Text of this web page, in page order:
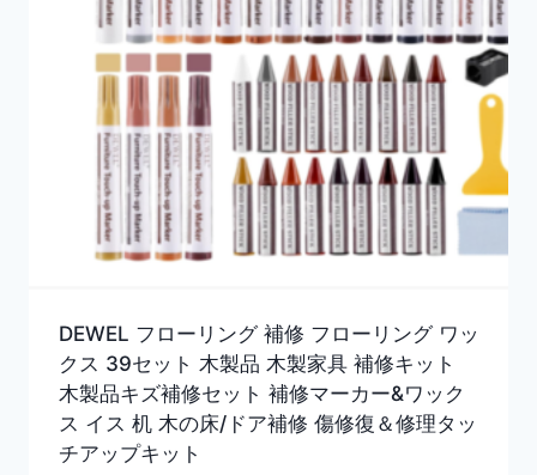
DEWEL フローリング 補修 フローリング ワッ
クス 39セット 木製品 木製家具 補修キット
木製品キズ補修セット 補修マーカー&ワック
ス イス 机 木の床/ドア補修 傷修復＆修理タッ
チアップキット